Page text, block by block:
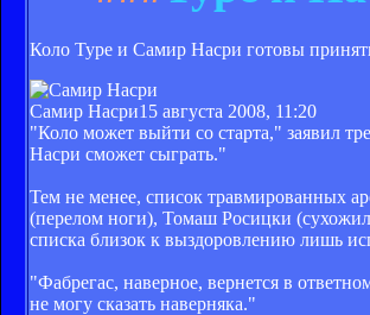
Коло Туре и Самир Насри готовы
Самир Насри15 августа 2008, 11:20
"Коло может выйти со старта," заявил
Насри сможет сыграть."
Тем не менее, список травмированных
(перелом ноги), Томаш Росицки
списка близок к выздоровлению лишь
"Фабрегас, наверное, вернется в
не могу сказать наверняка."